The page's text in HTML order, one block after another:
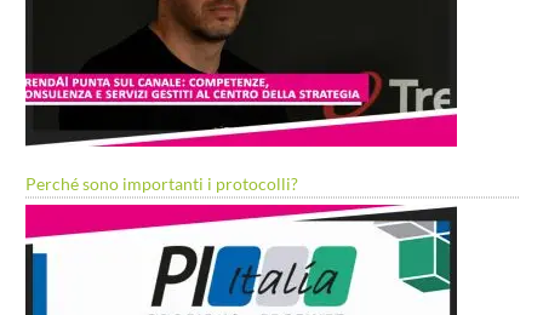
Perché sono importanti i protocolli?